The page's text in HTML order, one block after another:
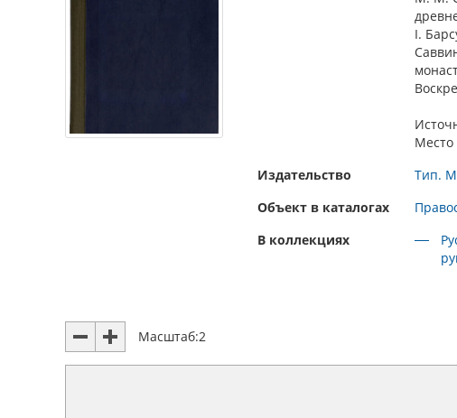
I.
Место
Издательство
Тип.
Объект в каталогах
В коллекциях
Масштаб:2